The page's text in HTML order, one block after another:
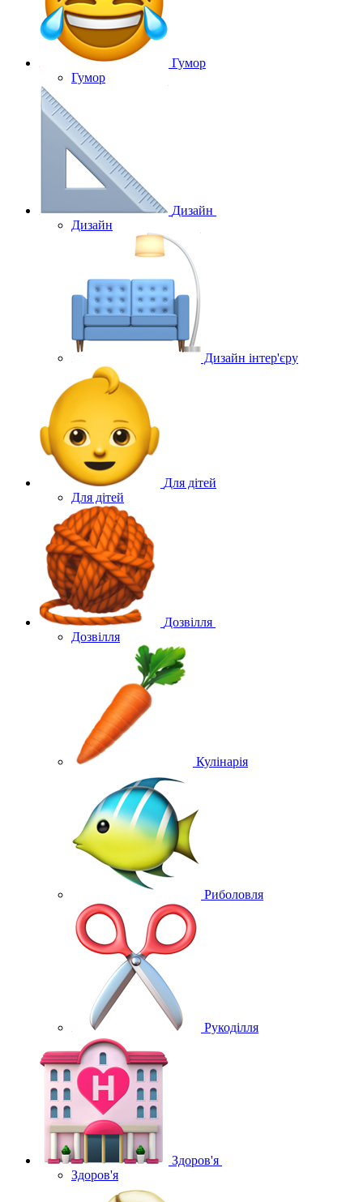
Гумор
Гумор
Дизайн
Дизайн
Дизайн інтер'єру
Для дітей
Для дітей
Дозвілля
Дозвілля
Кулінарія
Риболовля
Рукоділля
Здоров'я
Здоров'я